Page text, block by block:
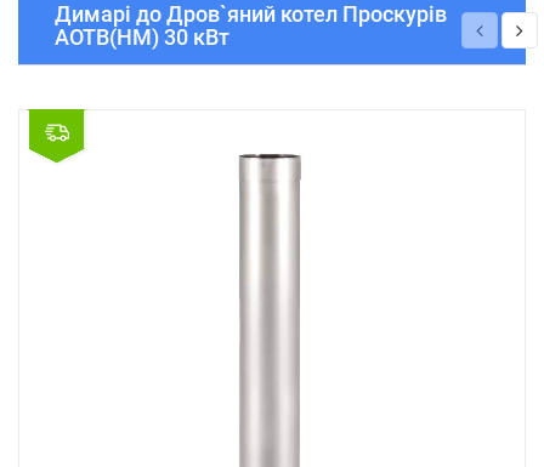
Димарі до Дров`яний котел Проскурів
АОТВ(НМ) 30 кВт